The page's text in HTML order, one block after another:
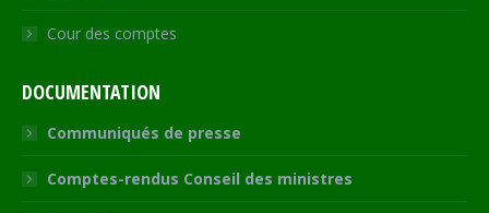
Cour des comptes
DOCUMENTATION
Communiqués de presse
Comptes-rendus Conseil des ministres